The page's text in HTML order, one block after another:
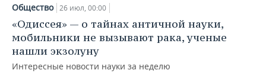
НЕФТЕХИМИЯ
НЕФТЬ
ОПК
РОЗНИЧНАЯ ТОРГОВЛЯ
ТРАНСПОРТ
НОВОСТИ ТЕХНОЛОГИЙ
IT
МЕРОПРИЯТИЯ
НОВОСТИ МЕРОПРИЯТИЙ
СПОРТ
Общество 26 июл, 00:00
«Одиссея» — о тайнах античной науки,
мобильники не вызывают рака, ученые
нашли экзолуну
Интересные новости науки за неделю